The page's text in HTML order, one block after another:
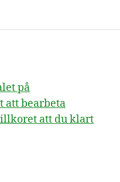
på
att bearbeta
att du klart